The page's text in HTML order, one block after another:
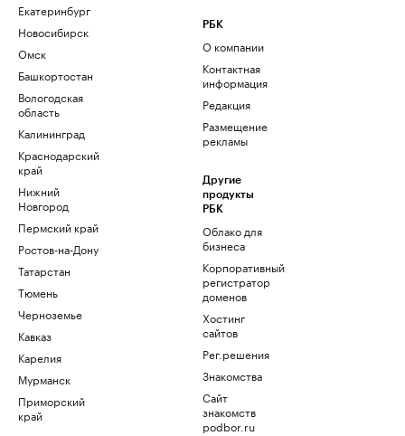
Екатеринбург
Новосибирск
Омск
Башкортостан
Вологодская
область
Калининград
Краснодарский
край
Нижний
Новгород
Пермский край
Ростов-на-Дону
Татарстан
Тюмень
Черноземье
Кавказ
Карелия
Мурманск
Приморский
край
РБК
О компании
Контактная
информация
Редакция
Размещение
рекламы
Другие
продукты
РБК
Облако для
бизнеса
Корпоративный
регистратор
доменов
Хостинг
сайтов
Рег.решения
Знакомства
Сайт
знакомств
podbor.ru